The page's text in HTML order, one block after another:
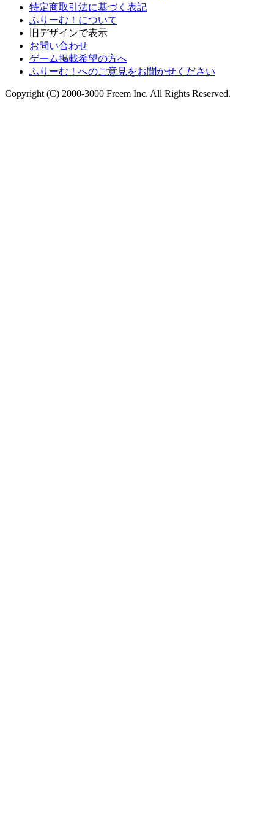
特定商取引法に基づく表記
ふりーむ！について
旧デザインで表示
お問い合わせ
ゲーム掲載希望の方へ
ふりーむ！へのご意見をお聞かせください
Copyright (C) 2000-3000 Freem Inc. All Rights Reserved.